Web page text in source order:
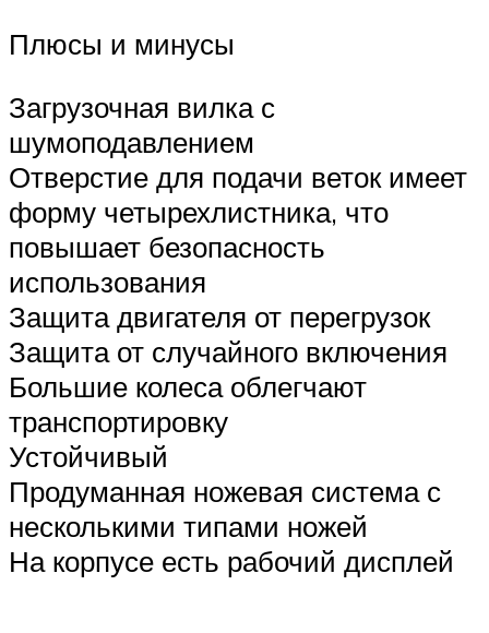
Плюсы и минусы
Загрузочная вилка с
шумоподавлением
Отверстие для подачи веток имеет
форму четырехлистника, что
повышает безопасность
использования
Защита двигателя от перегрузок
Защита от случайного включения
Большие колеса облегчают
транспортировку
Устойчивый
Продуманная ножевая система с
несколькими типами ножей
На корпусе есть рабочий дисплей